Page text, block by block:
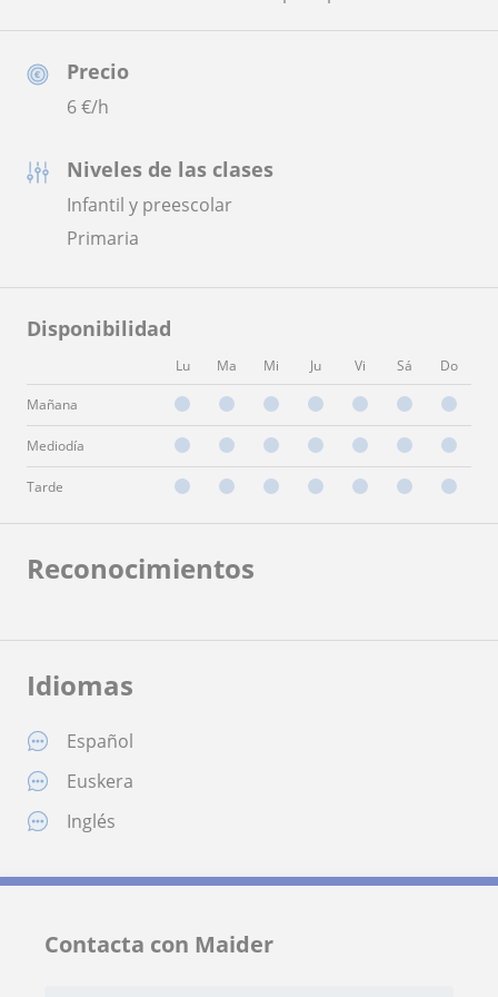
Precio
6€/h
Niveles de las clases
Infantil y preescolar
Primaria
Disponibilidad
Lu Ma Mi Ju Vi Sá Do
Mañana
Mediodía
Tarde
Reconocimientos
Idiomas
Español
Euskera
Inglés
Contacta con Maider